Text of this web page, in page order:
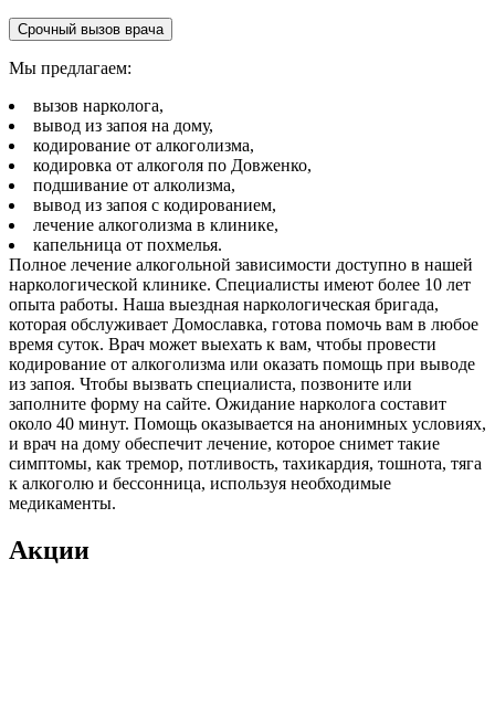
Срочный вызов врача
Мы предлагаем:
вызов нарколога,
вывод из запоя на дому,
кодирование от алкоголизма,
кодировка от алкоголя по Довженко,
подшивание от алколизма,
вывод из запоя с кодированием,
лечение алкоголизма в клинике,
капельница от похмелья.
Полное лечение алкогольной зависимости доступно в нашей
наркологической клинике. Специалисты имеют более 10 лет
опыта работы. Наша выездная наркологическая бригада,
которая обслуживает Домославка, готова помочь вам в любое
время суток. Врач может выехать к вам, чтобы провести
кодирование от алкоголизма или оказать помощь при выводе
из запоя. Чтобы вызвать специалиста, позвоните или
заполните форму на сайте. Ожидание нарколога составит
около 40 минут. Помощь оказывается на анонимных условиях,
и врач на дому обеспечит лечение, которое снимет такие
симптомы, как тремор, потливость, тахикардия, тошнота, тяга
к алкоголю и бессонница, используя необходимые
медикаменты.
Акции